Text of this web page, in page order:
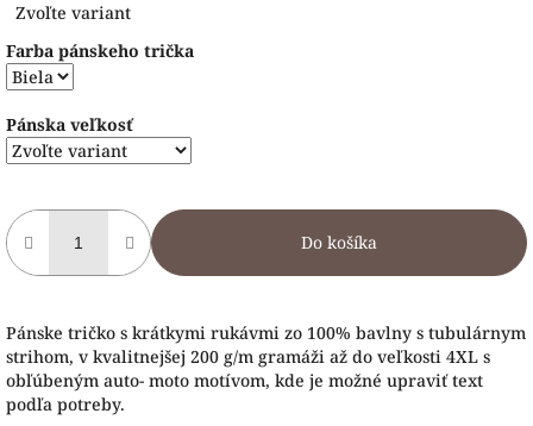
cena:
Zvoľte variant
Farba pánskeho trička
Pánska veľkosť
Do košíka
Pánske tričko s krátkymi rukávmi zo 100% bavlny s tubulárnym
strihom, v kvalitnejšej 200 g/m gramáži až do veľkosti 4XL s
obľúbeným auto- moto motívom, kde je možné upraviť text
podľa potreby.